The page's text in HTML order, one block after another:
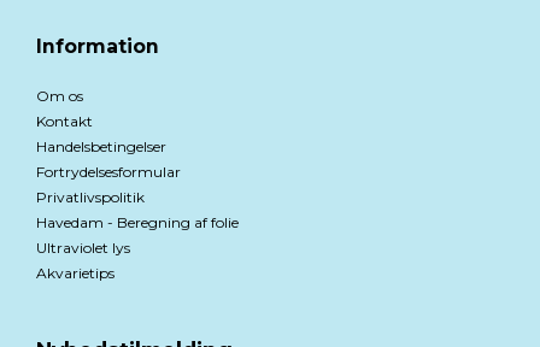
Information
Om os
Kontakt
Handelsbetingelser
Fortrydelsesformular
Privatlivspolitik
Havedam - Beregning af folie
Ultraviolet lys
Akvarietips